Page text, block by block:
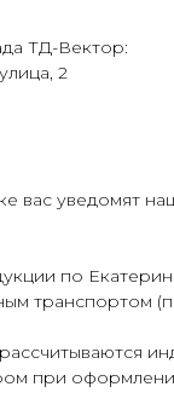
ТД-Вектор:
2
вас уведомят
по
транспортом
при